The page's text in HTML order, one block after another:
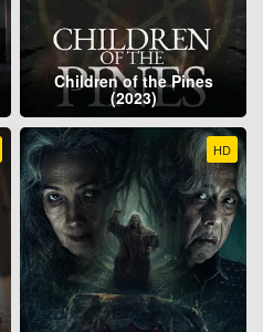
Children of the Pines
(2023)
HD